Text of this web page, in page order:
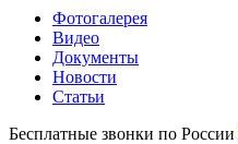
Фотогалерея
Видео
Документы
Новости
Статьи
Бесплатные звонки по России